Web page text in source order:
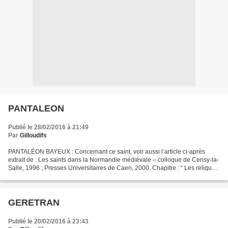
PANTALEON
Publié le 28/02/2016 à 21:49
Par Gilloudifs
PANTALÉON BAYEUX : Concernant ce saint, voir aussi l’article ci-après
extrait de : Les saints dans la Normandie médiévale – colloque de Cerisy-la-
Salle, 1996 ; Presses Universitaires de Caen, 2000. Chapitre : “ Les reliques
GERETRAN
Publié le 20/02/2016 à 23:43